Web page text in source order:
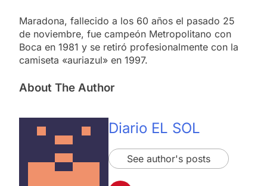
Maradona, fallecido a los 60 años el pasado 25
de noviembre, fue campeón Metropolitano con
Boca en 1981 y se retiró profesionalmente con la
camiseta «auriazul» en 1997.
About The Author
Diario EL SOL
See author's posts